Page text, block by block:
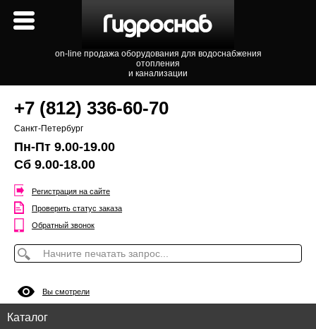
on-line продажа оборудования для водоснабжения
отопления
и канализации
+7 (812) 336-60-70
Санкт-Петербург
Пн-Пт 9.00-19.00
Сб 9.00-18.00
Регистрация на сайте
Проверить статус заказа
Обратный звонок
Вы смотрели
Каталог